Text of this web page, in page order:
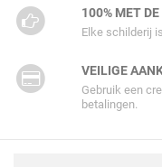
100% MET
Elke schilderij
VEILIGE
Gebruik een
betalingen.